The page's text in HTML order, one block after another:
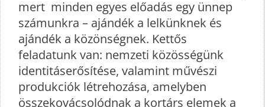
mert minden egyes előadás egy ünnep
számunkra – ajándék a lelkünknek és
ajándék a közönségnek. Kettős
feladatunk van: nemzeti közösségünk
identitáserősítése, valamint művészi
produkciók létrehozása, amelyben
összekovácsolódnak a kortárs elemek a